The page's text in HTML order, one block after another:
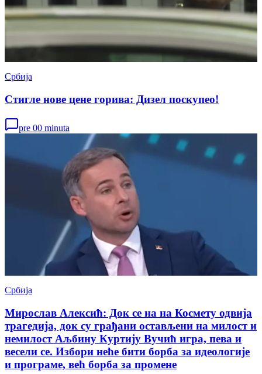
Србија
Стигле нове цене горива: Дизел поскупео!
pre 00 minuta
Србија
Мирослав Алексић: Док се на на Космету одвија
трагедија, док су грађани остављени на милост и
немилост Аљбину Куртију Вучић игра, пева и
весели се. Избори неће бити борба за идеологије
и програме, већ борба за промене